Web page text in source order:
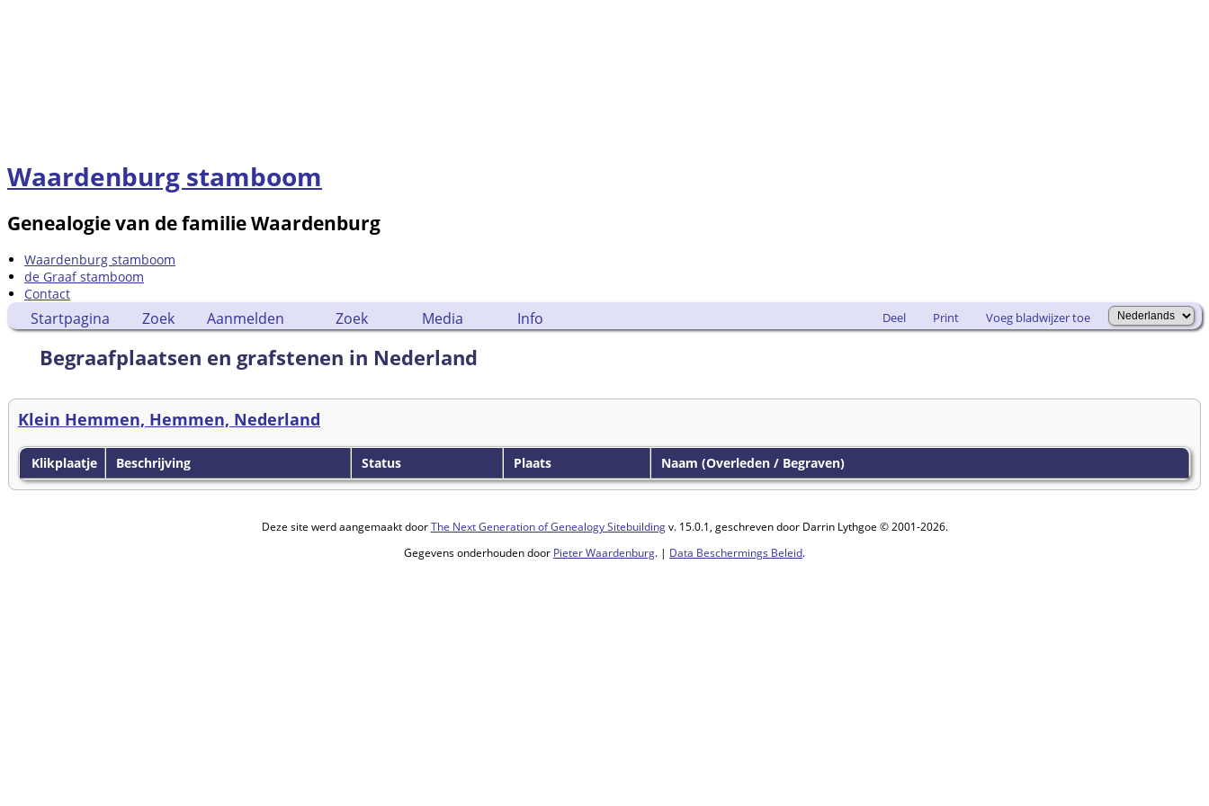
Waardenburg stamboom
Genealogie van de familie Waardenburg
Waardenburg stamboom
de Graaf stamboom
Contact
Startpagina Zoek Aanmelden Zoek Media Info Deel Print Voeg bladwijzer toe
Begraafplaatsen en grafstenen in Nederland
Klein Hemmen, Hemmen, Nederland
Klikplaatje Beschrijving Status Plaats Naam (Overleden / Begraven)
Deze site werd aangemaakt doorThe Next Generation of Genealogy Sitebuildingv. 15.0.1, geschreven door Darrin Lythgoe © 2001-2026.
Gegevens onderhouden door Pieter Waardenburg. | Data Beschermings Beleid.